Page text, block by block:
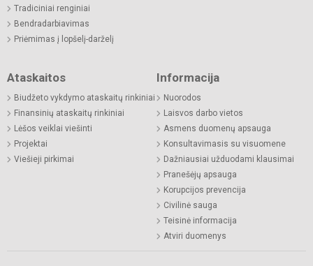
Tradiciniai renginiai
Bendradarbiavimas
Priėmimas į lopšelį-darželį
Ataskaitos
Biudžeto vykdymo ataskaitų rinkiniai
Finansinių ataskaitų rinkiniai
Lėšos veiklai viešinti
Projektai
Viešieji pirkimai
Informacija
Nuorodos
Laisvos darbo vietos
Asmens duomenų apsauga
Konsultavimasis su visuomene
Dažniausiai užduodami klausimai
Pranešėjų apsauga
Korupcijos prevencija
Civilinė sauga
Teisinė informacija
Atviri duomenys